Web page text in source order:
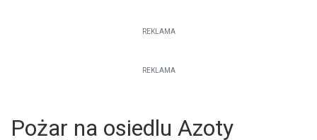
REKLAMA
REKLAMA
Pożar na osiedlu Azoty